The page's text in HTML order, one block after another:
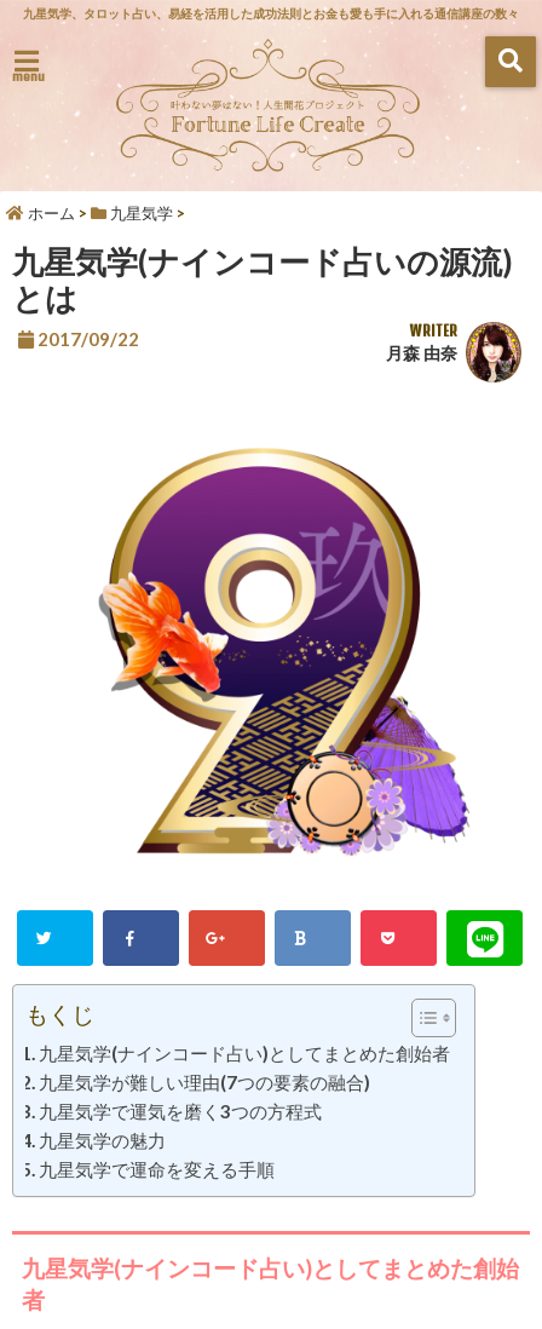
九星気学、タロット占い、易経を活用した成功法則とお金も愛も手に入れる通信講座の数々
menu
ホーム > 九星気学 >
九星気学(ナインコード占いの源流)
とは
2017/09/22 WRITER
月森 由奈
もくじ
九星気学(ナインコード占い)としてまとめた創始者
九星気学が難しい理由(7つの要素の融合)
九星気学で運気を磨く3つの方程式
九星気学の魅力
九星気学で運命を変える手順
九星気学(ナインコード占い)としてまとめた創始
者